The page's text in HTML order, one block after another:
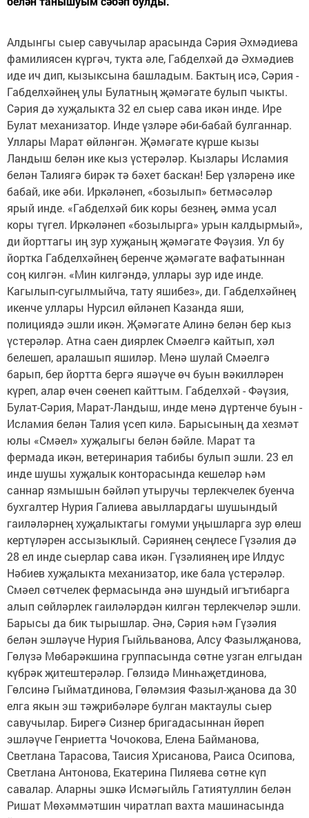
Алдынгы сыер савучылар арасында Сәрия Әхмәдиева
фамилиясен күргәч, тукта әле, Габделхәй дә Әхмәдиев
иде ич дип, кызыксына башладым. Бактың исә, Сәрия -
Габделхәйнең улы Булатның җәмәгате булып чыкты.
Сәрия дә хуҗалыкта 32 ел сыер сава икән инде. Ире
Булат механизатор. Инде үзләре әби-бабай булганнар.
Уллары Марат өйләнгән. Җәмәгате күрше кызы
Ландыш белән ике кыз үстерәләр. Кызлары Исламия
белән Талиягә бирәк тә бәхет баскан! Бер үзләренә ике
бабай, ике әби. Иркәләнеп, «бозылып» бетмәсәләр
ярый инде. «Габделхәй бик коры безнең, әмма усал
коры түгел. Иркәләнеп «бозылырга» урын калдырмый»,
ди йорттагы иң зур хуҗаның җәмәгате Фәүзия. Ул бу
йортка Габделхәйнең беренче җәмәгате вафатыннан
соң килгән. «Мин килгәндә, уллары зур иде инде.
Кагылып-сугылмыйча, тату яшибез», ди. Габделхәйнең
икенче уллары Нурсил өйләнеп Казанда яши,
полициядә эшли икән. Җәмәгате Алинә белән бер кыз
үстерәләр. Атна саен диярлек Смәелгә кайтып, хәл
белешеп, аралашып яшиләр. Менә шулай Смәелгә
барып, бер йортта бергә яшәүче өч буын вәкилләрен
күреп, алар өчен сөенеп кайттым. Габделхәй - Фәүзия,
Булат-Сәрия, Марат-Ландыш, инде менә дүртенче буын -
Исламия белән Талия үсеп килә. Барысының да хезмәт
юлы «Смәел» хуҗалыгы белән бәйле. Марат та
фермада икән, ветеринария табибы булып эшли. 23 ел
инде шушы хуҗалык конторасында кешеләр һәм
саннар язмышын бәйләп утыручы терлекчелек буенча
бухгалтер Нурия Галиева авыллардагы шушындый
гаиләләрнең хуҗалыктагы гомуми уңышларга зур өлеш
кертүләрен ассызыклый. Сәриянең сеңлесе Гүзәлия дә
28 ел инде сыерлар сава икән. Гүзәлиянең ире Илдус
Нәбиев хуҗалыкта механизатор, ике бала үстерәләр.
Смәел сөтчелек фермасында әнә шундый игътибарга
алып сөйләрлек гаиләләрдән килгән терлекчеләр эшли.
Барысы да бик тырышлар. Әнә, Сәрия һәм Гүзәлия
белән эшләүче Нурия Гыйльванова, Алсу Фазылҗанова,
Гөлүзә Мөбарәкшина группасында сөтне узган елгыдан
күбрәк җитештерәләр. Гөлзидә Минһаҗетдинова,
Гөлсинә Гыйматдинова, Гөләмзия Фазыл-җанова да 30
елга якын эш тәҗрибәләре булган мактаулы сыер
савучылар. Бирегә Сизнер бригадасыннан йөреп
эшләүче Генриетта Чочокова, Елена Байманова,
Светлана Тарасова, Таисия Хрисанова, Раиса Осипова,
Светлана Антонова, Екатерина Пиляева сөтне күп
савалар. Аларны эшкә Исмәгыйль Гатиятуллин белән
Ришат Мөхәммәтшин чиратлап вахта машинасында